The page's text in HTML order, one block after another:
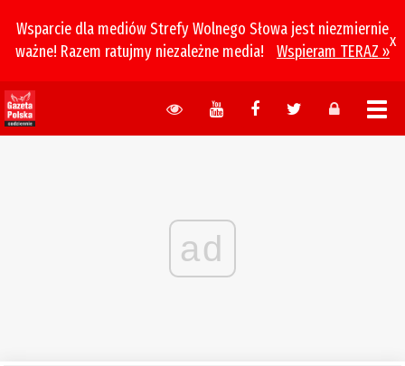
Wsparcie dla mediów Strefy Wolnego Słowa jest niezmiernie
ważne! Razem ratujmy niezależne media!
Wspieram TERAZ »
x
ad